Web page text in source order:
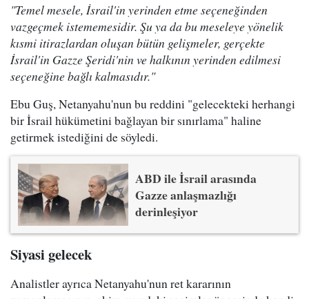
"Temel mesele, İsrail'in yerinden etme seçeneğinden
vazgeçmek istememesidir. Şu ya da bu meseleye yönelik
kısmi itirazlardan oluşan bütün gelişmeler, gerçekte
İsrail'in Gazze Şeridi'nin ve halkının yerinden edilmesi
seçeneğine bağlı kalmasıdır."
Ebu Guş, Netanyahu'nun bu reddini "gelecekteki herhangi
bir İsrail hükümetini bağlayan bir sınırlama" haline
getirmek istediğini de söyledi.
ABD ile İsrail arasında
Gazze anlaşmazlığı
derinleşiyor
Siyasi gelecek
Analistler ayrıca Netanyahu'nun ret kararının